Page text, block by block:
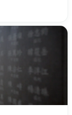
《타이완을 위
로가 입법을 통해
원격 조종 장난감
째 공장을 건설할